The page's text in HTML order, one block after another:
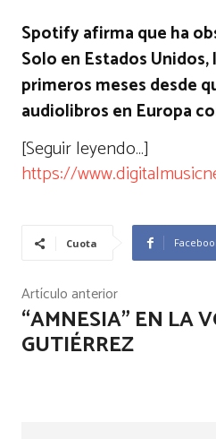
Spotify afirma que ha
Solo en Estados
primeros meses desde
audiolibros en Europa
[Seguir leyendo…]
https://
Cuota
Artículo anterior
“AMNESIA” EN LA
GUTIÉRREZ